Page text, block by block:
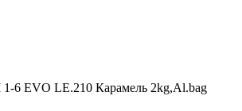
6 EVO LE.210 Карамель 2kg,Al.bag